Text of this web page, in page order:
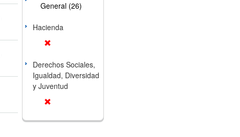
General (26)
Hacienda
Derechos Sociales,
Igualdad, Diversidad
y Juventud